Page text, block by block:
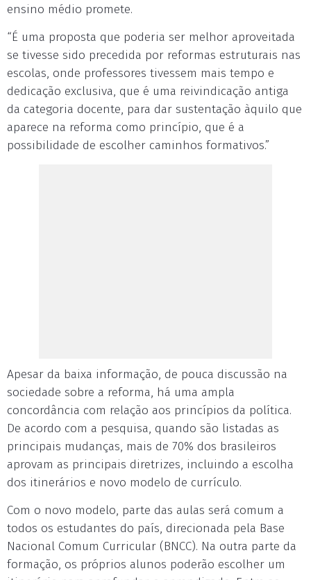
ensino médio promete.
“É uma proposta que poderia ser melhor aproveitada
se tivesse sido precedida por reformas estruturais nas
escolas, onde professores tivessem mais tempo e
dedicação exclusiva, que é uma reivindicação antiga
da categoria docente, para dar sustentação àquilo que
aparece na reforma como princípio, que é a
possibilidade de escolher caminhos formativos.”
Apesar da baixa informação, de pouca discussão na
sociedade sobre a reforma, há uma ampla
concordância com relação aos princípios da política.
De acordo com a pesquisa, quando são listadas as
principais mudanças, mais de 70% dos brasileiros
aprovam as principais diretrizes, incluindo a escolha
dos itinerários e novo modelo de currículo.
Com o novo modelo, parte das aulas será comum a
todos os estudantes do país, direcionada pela Base
Nacional Comum Curricular (BNCC). Na outra parte da
formação, os próprios alunos poderão escolher um